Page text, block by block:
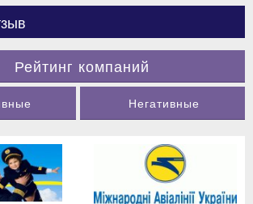
Рейтинг компаний
Негативные